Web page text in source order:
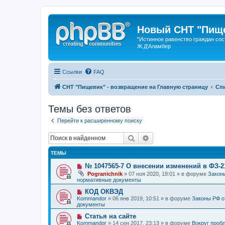
Новый СНТ
"Истинное равенство граждан
Ж.Д'Аламбер
Ссылки FAQ
СНТ "Пищевик" - возвращение на Главную страницу
Темы без ответов
Перейти к расширенному поиску
Поиск
ТЕМЫ
Н
в
о
е
с
о
о
б
щ
№ 1047565-7 О внесении изменений в ФЗ-
Pogranichnik » 07 ноя 2020, 18:01 » в форуме
нормативные документы
Н
о
в
о
е
КОД ОКВЭД
Kommandor » 06 янв 2019, 10:51 » в форуме Законы РФ о
документы
Н
о
Статья на сайте
Kommandor » 14 сен 2017, 23:13 » в форуме Вокруг